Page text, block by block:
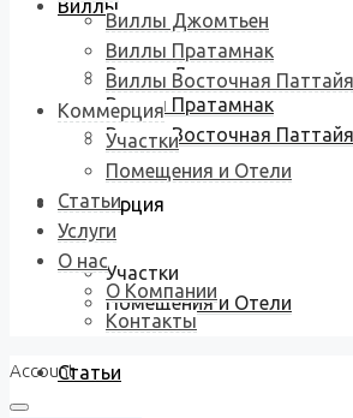
Виллы
Виллы Джомтьен
Виллы Пратамнак
Виллы Восточная Паттайя
Коммерция
Участки
Помещения и Отели
Статьи
Виллы Джомтьен
Виллы Пратамнак
Виллы Восточная Паттайя
Коммерция
Участки
Помещения и Отели
Статьи
Услуги
О нас
О Компании
Контакты
Account